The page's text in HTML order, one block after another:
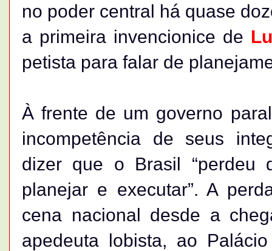
no poder central há quase
a primeira invencionice de
petista para falar de
À frente de um governo
incompetência de seus
dizer que o Brasil “perdeu
planejar e executar”. A
cena nacional desde a
apedeuta lobista, ao